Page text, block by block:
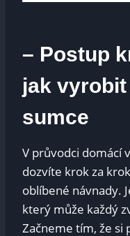
– Postup
jak
sumce
V průvodci domácí
dozvíte krok za
oblíbené návnady.
který může každý
Začneme tím, že